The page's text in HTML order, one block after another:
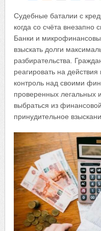
Судебные баталии с
когда со счёта внезапно
Банки и
взыскать долги
разбирательства.
реагировать на
контроль над своими
проверенных легальных
выбраться из
принудительное